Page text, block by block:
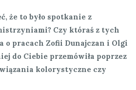
że to było spotkanie z
Czy któraś z tych
o pracach Zofii Dunajczan i Olgi
do Ciebie przemówiła poprzez
kolorystyczne czy